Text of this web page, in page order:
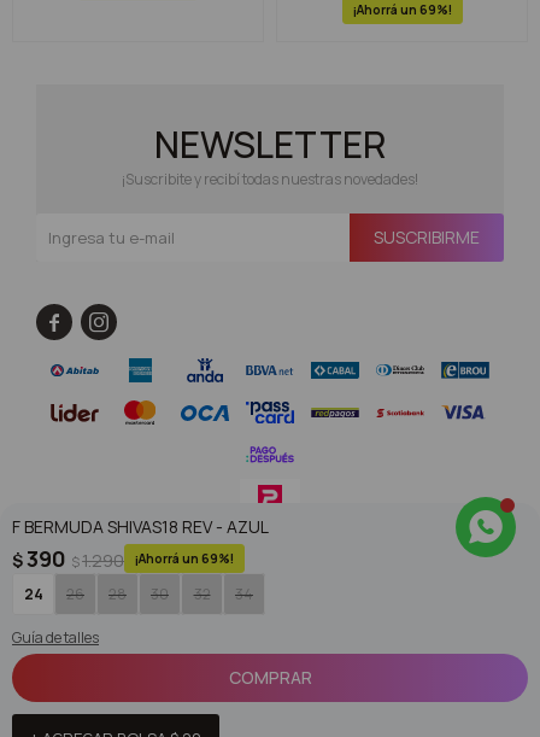
F BERMUDA SHIVAS18 REV - AZUL
$390 $1.290 69
24 26 28 30 32 34
Guía de talles
COMPRAR
69
NEWSLETTER
¡Suscribite y recibí todas nuestras novedades!
SUSCRIBIRME
 
© Copyright 2026 / Superoutlet / FORTER S.A Rut 213720560017